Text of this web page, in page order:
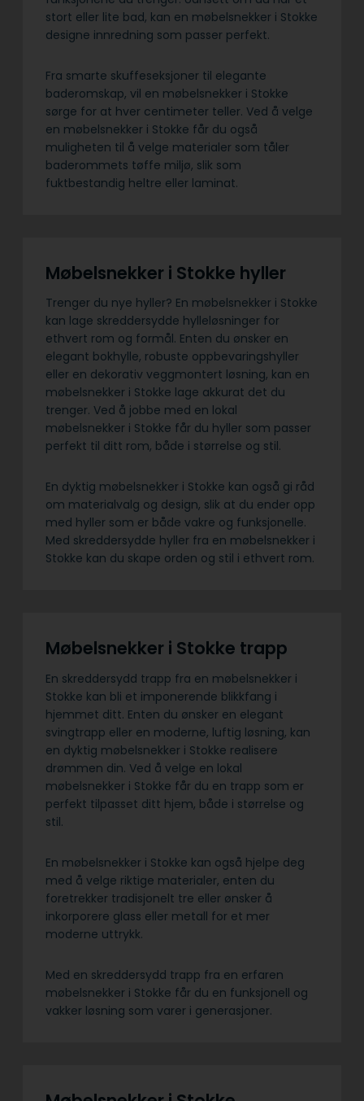
stort eller lite bad, kan en møbelsnekker i Stokke
designe innredning som passer perfekt.
Fra smarte skuffeseksjoner til elegante
baderomskap, vil en møbelsnekker i Stokke
sørge for at hver centimeter teller. Ved å velge
en møbelsnekker i Stokke får du også
muligheten til å velge materialer som tåler
baderommets tøffe miljø, slik som
fuktbestandig heltre eller laminat.
Møbelsnekker i Stokke hyller
Trenger du nye hyller? En møbelsnekker i Stokke
kan lage skreddersydde hylleløsninger for
ethvert rom og formål. Enten du ønsker en
elegant bokhylle, robuste oppbevaringshyller
eller en dekorativ veggmontert løsning, kan en
møbelsnekker i Stokke lage akkurat det du
trenger. Ved å jobbe med en lokal
møbelsnekker i Stokke får du hyller som passer
perfekt til ditt rom, både i størrelse og stil.
En dyktig møbelsnekker i Stokke kan også gi råd
om materialvalg og design, slik at du ender opp
med hyller som er både vakre og funksjonelle.
Med skreddersydde hyller fra en møbelsnekker i
Stokke kan du skape orden og stil i ethvert rom.
Møbelsnekker i Stokke trapp
En skreddersydd trapp fra en møbelsnekker i
Stokke kan bli et imponerende blikkfang i
hjemmet ditt. Enten du ønsker en elegant
svingtrapp eller en moderne, luftig løsning, kan
en dyktig møbelsnekker i Stokke realisere
drømmen din. Ved å velge en lokal
møbelsnekker i Stokke får du en trapp som er
perfekt tilpasset ditt hjem, både i størrelse og
stil.
En møbelsnekker i Stokke kan også hjelpe deg
med å velge riktige materialer, enten du
foretrekker tradisjonelt tre eller ønsker å
inkorporere glass eller metall for et mer
moderne uttrykk.
Med en skreddersydd trapp fra en erfaren
møbelsnekker i Stokke får du en funksjonell og
vakker løsning som varer i generasjoner.